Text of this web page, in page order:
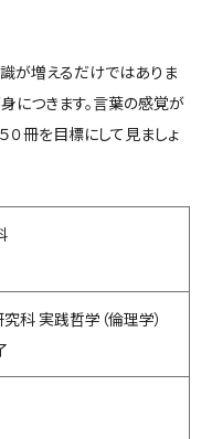
が増えるだけではありま
につきます。言葉の感覚が
０冊を目標にして見ましょ
科 実践哲学（倫理学）